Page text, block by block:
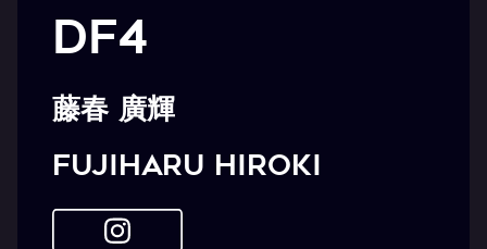
DF4
藤春 廣輝
FUJIHARU Hiroki